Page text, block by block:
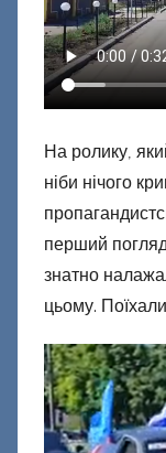
На ролику,
ніби нічого
перший
знатно
цьому.